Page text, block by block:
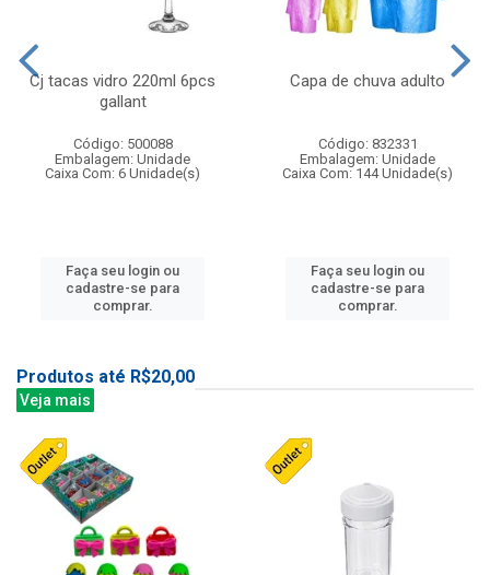
Cj tacas vidro 220ml 6pcs
gallant
Código: 500088
Embalagem: Unidade
Caixa Com: 6 Unidade(s)
Faça seu login ou
cadastre-se para
comprar.
Capa de chuva adulto
Código: 832331
Embalagem: Unidade
Caixa Com: 144 Unidade(s)
Faça seu login ou
cadastre-se para
comprar.
Produtos até R$20,00
Veja mais